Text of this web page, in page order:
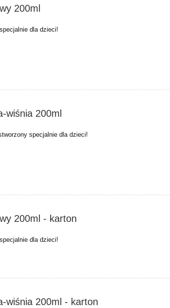
200ml
dla dzieci!
wiśnia 200ml
specjalnie dla dzieci!
200ml - karton
dla dzieci!
wiśnia 200ml - karton